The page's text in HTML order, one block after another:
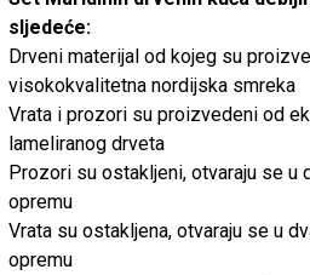
sljedeće:
Drveni materijal od kojeg su
visokokvalitetna nordijska smreka
Vrata i prozori su proizvedeni od
lameliranog drveta
Prozori su ostakljeni, otvaraju se u
opremu
Vrata su ostakljena, otvaraju se u
opremu